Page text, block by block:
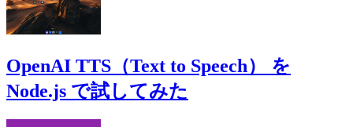
OpenAI TTS（Text to Speech） を
Node.js で試してみた